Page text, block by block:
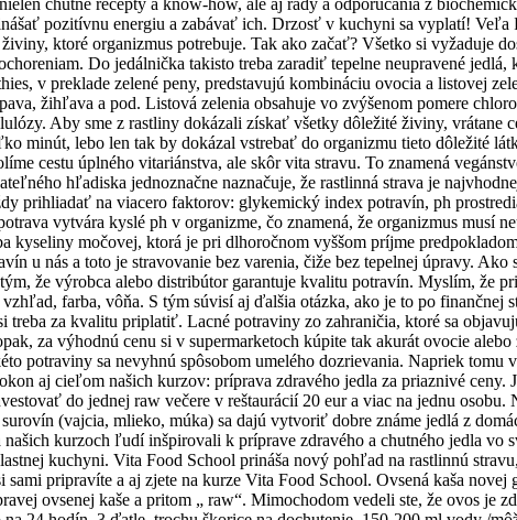
chutné recepty a know-how, ale aj rady a odporúčania z
pozitívnu energiu a zabávať ich. Drzosť v kuchyni sa vyplatí!
ktoré organizmus potrebuje. Tak ako začať? Všetko si vyžaduje
Do jedálnička takisto treba zaradiť tepelne neupravené
v preklade zelené peny, predstavujú kombináciu ovocia a listovej
žihľava a pod. Listová zelenia obsahuje vo zvýšenom pomere
Aby sme z rastliny dokázali získať všetky dôležité živiny, vrátane
minút, lebo len tak by dokázal vstrebať do organizmu tieto dôležité
cestu úplného vitariánstva, ale skôr vita stravu. To znamená
hľadiska jednoznačne naznačuje, že rastlinná strava je
prihliadať na viacero faktorov: glykemický index potravín, ph
vytvára kyslé ph v organizme, čo znamená, že organizmus musí
močovej, ktorá je pri dlhoročnom vyššom príjme
u nás a toto je stravovanie bez varenia, čiže bez tepelnej úpravy.
že výrobca alebo distribútor garantuje kvalitu potravín. Myslím, že
farba, vôňa. S tým súvisí aj ďalšia otázka, ako je to po finančnej
treba za kvalitu priplatiť. Lacné potraviny zo zahraničia, ktoré sa
za výhodnú cenu si v supermarketoch kúpite tak akurát ovocie alebo
potraviny sa nevyhnú spôsobom umelého dozrievania. Napriek tomu
aj cieľom našich kurzov: príprava zdravého jedla za priaznivé ceny.
do jednej raw večere v reštaurácií 20 eur a viac na jednu osobu.
(vajcia, mlieko, múka) sa dajú vytvoriť dobre známe jedlá z
kurzoch ľudí inšpirovali k príprave zdravého a chutného jedla vo
kuchyni. Vita Food School prináša nový pohľad na rastlinnú
pripravíte a aj zjete na kurze Vita Food School. Ovsená kaša
ovsenej kaše a pritom „ raw“. Mimochodom vedeli ste, že ovos je